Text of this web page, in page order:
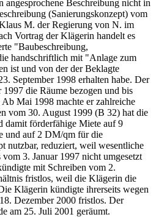
angesprochene Beschreibung nicht in
(Sanierungskonzept) vom
M. der Regierung von N. im
Vortrag der Klägerin handelt es
"Baubeschreibung,
handschriftlich mit "Anlage zum
ist und von der der Beklagte
September 1998 erhalten habe. Der
die Räume bezogen und bis
Mai 1998 machte er zahlreiche
vom 30. August 1999 (B 32) hat die
damit förderfähige Miete auf 9
und auf 2 DM/qm für die
nutzbar, reduziert, weil wesentliche
3. Januar 1997 nicht umgesetzt
mit Schreiben vom 2.
fristlos, weil die Klägerin die
Klägerin kündigte ihrerseits wegen
Dezember 2000 fristlos. Der
am 25. Juli 2001 geräumt.